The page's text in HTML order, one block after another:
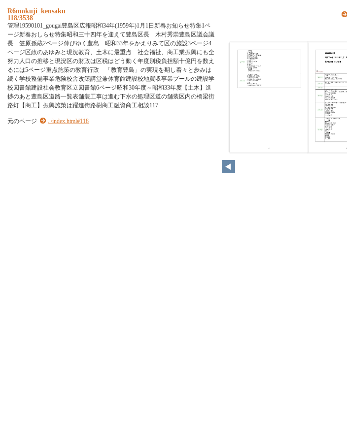
R6mokuji_kensaku
118/3538
管理19590101_gougai豊島区広報昭和34年(1959年)1月1日新春お知らせ特集1ペ
ージ新春おしらせ特集昭和三十四年を迎えて豊島区長 木村秀崇豊島区議会議
長 笠原孫蔵2ページ伸びゆく豊島 昭和33年をかえりみて区の施設3ページ4
ページ区政のあゆみと現況教育、土木に最重点 社会福祉、商工業振興にも全
努力人口の推移と現況区の財政は区税はどう動く年度別税負担額十億円を数え
るには5ページ重点施策の教育行政 「教育豊島」の実現を期し着々と歩みは
続く学校整備事業危険校舎改築講堂兼体育館建設校地買収事業プールの建設学
校図書館建設社会教育区立図書館6ページ昭和30年度～昭和33年度【土木】進
捗のあと豊島区道路一覧表舗装工事は進む下水の処理区道の舗装区内の橋梁街
路灯【商工】振興施策は躍進街路樹商工融資商工相談117
元のページ ../index.html#118